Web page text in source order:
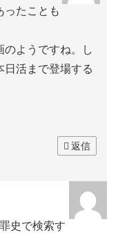
ったことも
のようですね。し
日活まで登場する
返信
史で検索す